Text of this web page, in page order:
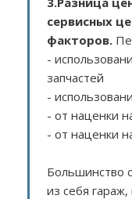
сервисных
факторов.
-
запчастей
-
- от наценки
- от наценки
Большинство
из себя